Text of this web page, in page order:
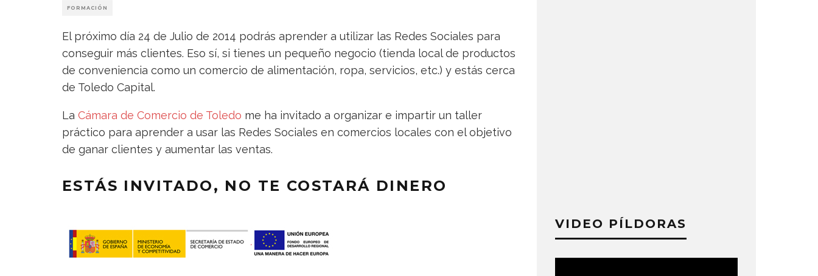
FORMACIÓN
El próximo día 24 de Julio de 2014 podrás aprender a utilizar las Redes Sociales para
conseguir más clientes. Eso sí, si tienes un pequeño negocio (tienda local de productos
de conveniencia como un comercio de alimentación, ropa, servicios, etc.) y estás cerca
de Toledo Capital.
La Cámara de Comercio de Toledo me ha invitado a organizar e impartir un taller
práctico para aprender a usar las Redes Sociales en comercios locales con el objetivo
de ganar clientes y aumentar las ventas.
ESTÁS INVITADO, NO TE COSTARÁ DINERO
VIDEO PÍLDORAS